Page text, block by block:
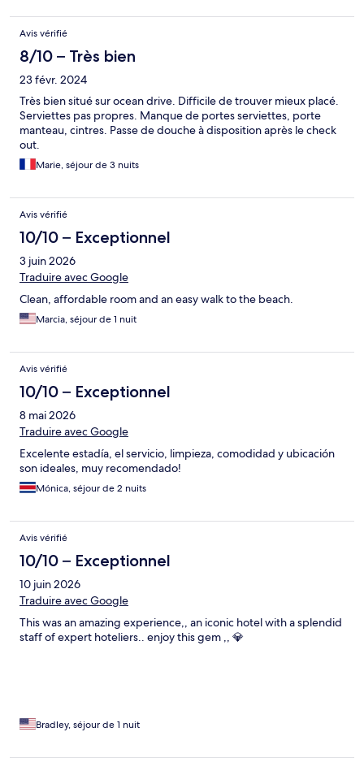
Avis vérifié
8/10 – Très bien
23 févr. 2024
Très bien situé sur ocean drive. Difficile de trouver mieux placé.
Serviettes pas propres. Manque de portes serviettes, porte
manteau, cintres. Passe de douche à disposition après le check
out.
Marie, séjour de 3 nuits
Avis vérifié
10/10 – Exceptionnel
3 juin 2026
Traduire avec Google
Clean, affordable room and an easy walk to the beach.
Marcia, séjour de 1 nuit
Avis vérifié
10/10 – Exceptionnel
8 mai 2026
Traduire avec Google
Excelente estadía, el servicio, limpieza, comodidad y ubicación
son ideales, muy recomendado!
Mónica, séjour de 2 nuits
Avis vérifié
10/10 – Exceptionnel
10 juin 2026
Traduire avec Google
This was an amazing experience,, an iconic hotel with a splendid
staff of expert hoteliers.. enjoy this gem ,, 💎
Bradley, séjour de 1 nuit